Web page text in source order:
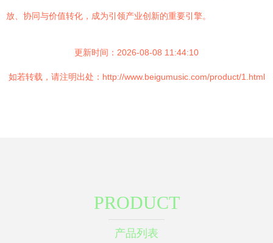
放、协同与价值转化，成为引领产业创新的重要引擎。
更新时间：2026-08-08 11:44:10
如若转载，请注明出处：http://www.beigumusic.com/product/1.html
PRODUCT
产品列表